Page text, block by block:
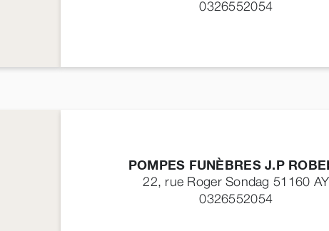
0326552054
POMPES FUNÈBRES J.P
22, rue Roger Sondag 51160 AY
0326552054